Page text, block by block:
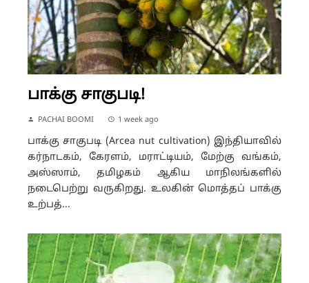
பாக்கு சாகுபடி!
PACHAI BOOMI 1 week ago
பாக்கு சாகுபடி (Arcea nut cultivation) இந்தியாவில்
கர்நாடகம், கேரளம், மராட்டியம், மேற்கு வங்கம்,
அஸ்ஸாம், தமிழகம் ஆகிய மாநிலங்களில்
நடைபெற்று வருகிறது. உலகின் மொத்தப் பாக்கு
உற்பத்...